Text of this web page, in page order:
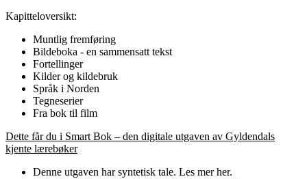
Kapitteloversikt:
Muntlig fremføring
Bildeboka - en sammensatt tekst
Fortellinger
Kilder og kildebruk
Språk i Norden
Tegneserier
Fra bok til film
Dette får du i Smart Bok – den digitale utgaven av Gyldendals
kjente lærebøker
Denne utgaven har syntetisk tale. Les mer her.